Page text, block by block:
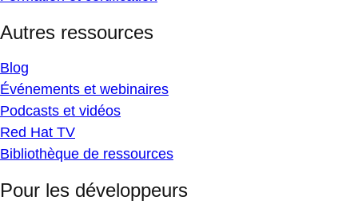
Autres ressources
Blog
Événements et webinaires
Podcasts et vidéos
Red Hat TV
Bibliothèque de ressources
Pour les développeurs